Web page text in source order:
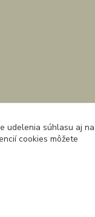
udelenia súhlasu aj na
cookies môžete